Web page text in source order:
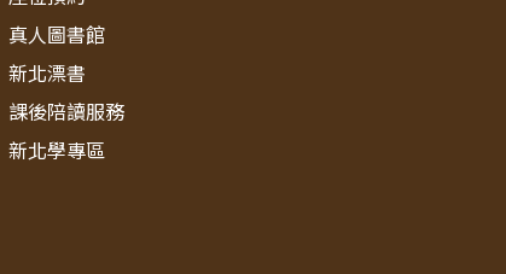
真人圖書館
新北漂書
課後陪讀服務
新北學專區